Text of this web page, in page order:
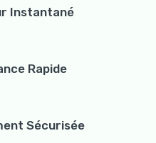
Instantané
Rapide
Sécurisée